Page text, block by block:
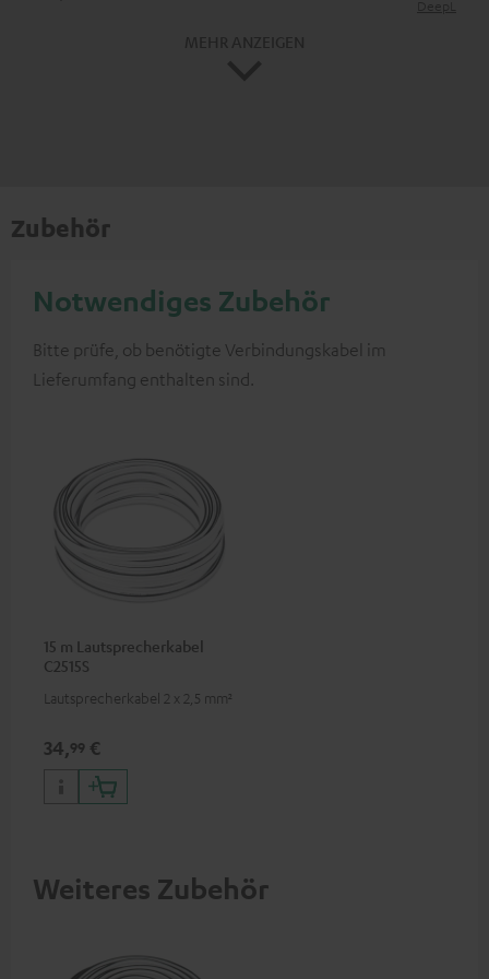
Zubehör
Notwendiges Zubehör
Bitte prüfe, ob benötigte Verbindungskabel im
Lieferumfang enthalten sind.
15 m Lautsprecherkabel
C2515S
Lautsprecherkabel 2 x 2,5 mm²
34,99 €
Weiteres Zubehör